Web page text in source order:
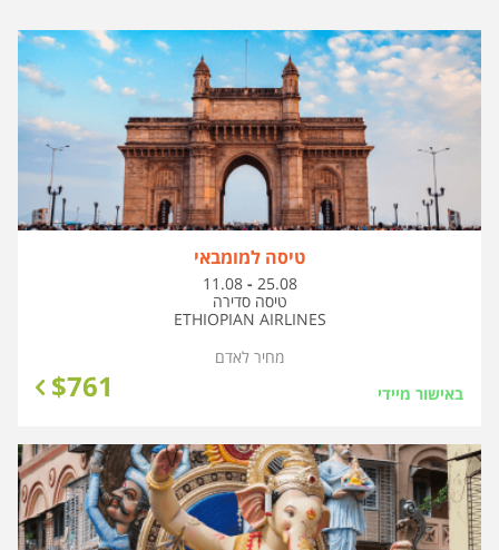
טיסה למומבאי
בין
התאריכים,
11.08 - 25.08
טיסה סדירה
ETHIOPIAN AIRLINES
באישור מיידי $761
מחיר לאדם